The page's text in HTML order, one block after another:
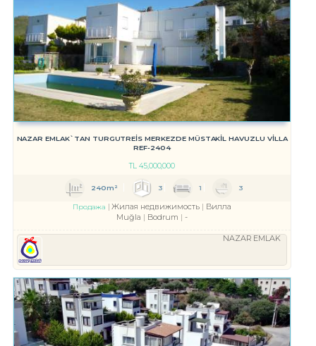
NAZAR EMLAK`TAN TURGUTREİS MERKEZDE MÜSTAKİL HAVUZLU VİLLA
REF-2404
TL45,000,000
240m² 3 1 3
Продажа Жилая недвижимость
Вилла
Muğla
Bodrum -
NAZAR EMLAK